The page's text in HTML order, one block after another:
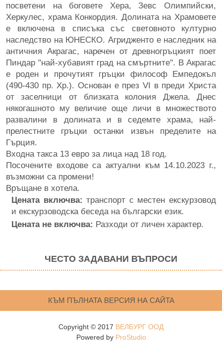
посветени на боговете Хера, Зевс Олимпийски,
Херкулес, храма Конкордия. Долината на Храмовете
е включена в списъка със световното културно
наследство на ЮНЕСКО. Агридженто е наследник на
античния Акрагас, наречен от древногръцкият поет
Пиндар "най-хубавият град на смъртните". В Акрагас
е роден и прочутият гръцки философ Емпедокъл
(490-430 пр. Хр.). Основан е през VI в преди Христа
от заселници от близката колония Джела. Днес
някогашното му величие още личи в множеството
развалини в долината и в седемте храма, най-
прелестните гръцки останки извън пределите на
Гърция.
Входна такса 13 евро за лица над 18 год.
Посочените входове са актуални към 14.10.2023 г.,
възможни са промени!
Връщане в хотела.
Цената включва: транспорт с местен екскурзовод
и екскурзоводска беседа на български език.
Цената не включва: Разходи от личен характер.
ЧЕСТО ЗАДАВАНИ ВЪПРОСИ
КЪМ ПЪЛНАТА ВЕРСИЯ НА САЙТА
Copyright © 2017 ВЕЛБУРГ ООД
Powered by ProStudio